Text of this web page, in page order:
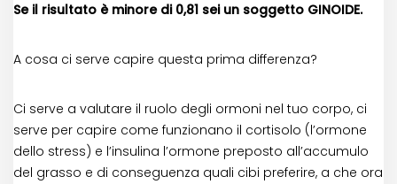
Se il risultato è minore di 0,81 sei un soggetto GINOIDE.
A cosa ci serve capire questa prima differenza?
Ci serve a valutare il ruolo degli ormoni nel tuo corpo, ci
serve per capire come funzionano il cortisolo (l’ormone
dello stress) e l’insulina l’ormone preposto all’accumulo
del grasso e di conseguenza quali cibi preferire, a che ora